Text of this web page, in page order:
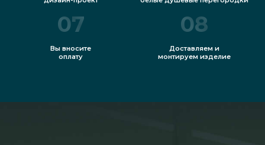
07
Вы вносите
оплату
08
Доставляем и
монтируем изделие